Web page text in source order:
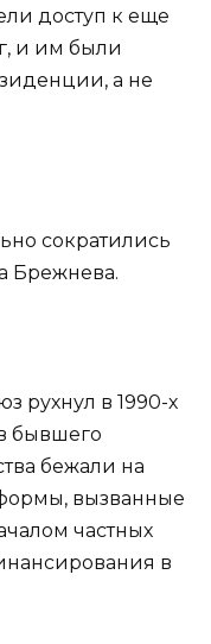
доступ к еще
и им были
а не
сократились
Брежнева.
рухнул в 1990-х
бывшего
бежали на
вызванные
частных
в